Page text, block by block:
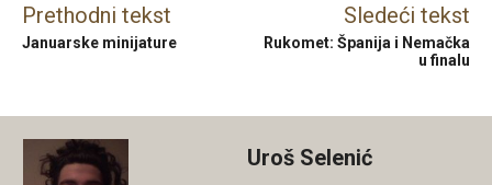
Prethodni tekst
Januarske minijature
Sledeći tekst
Rukomet: Španija i Nemačka
u finalu
Uroš Selenić